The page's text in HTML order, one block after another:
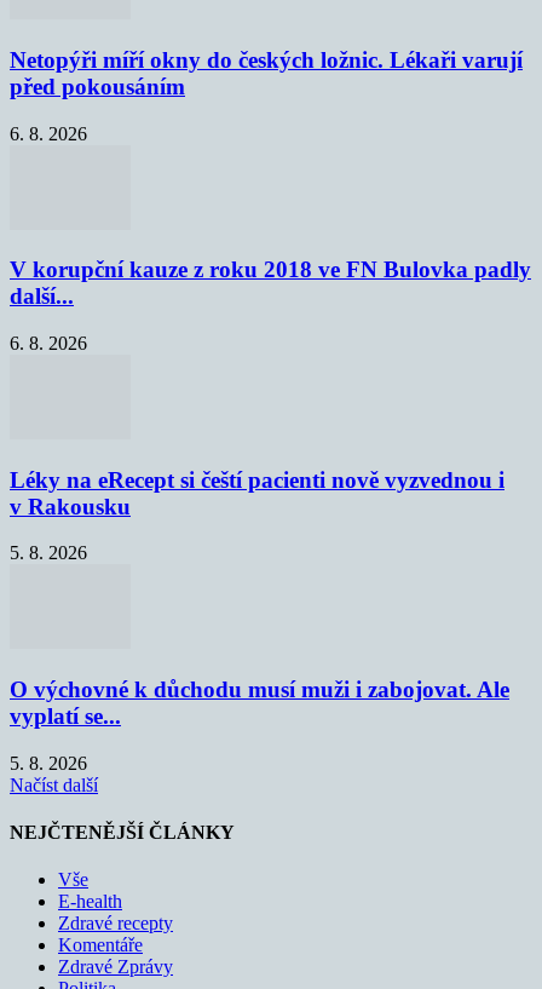
Netopýři míří okny do českých ložnic. Lékaři varují
před pokousáním
6. 8. 2026
V korupční kauze z roku 2018 ve FN Bulovka padly
další...
6. 8. 2026
Léky na eRecept si čeští pacienti nově vyzvednou i
v Rakousku
5. 8. 2026
O výchovné k důchodu musí muži i zabojovat. Ale
vyplatí se...
5. 8. 2026
Načíst další
NEJČTENĚJŠÍ ČLÁNKY
Vše
E-health
Zdravé recepty
Komentáře
Zdravé Zprávy